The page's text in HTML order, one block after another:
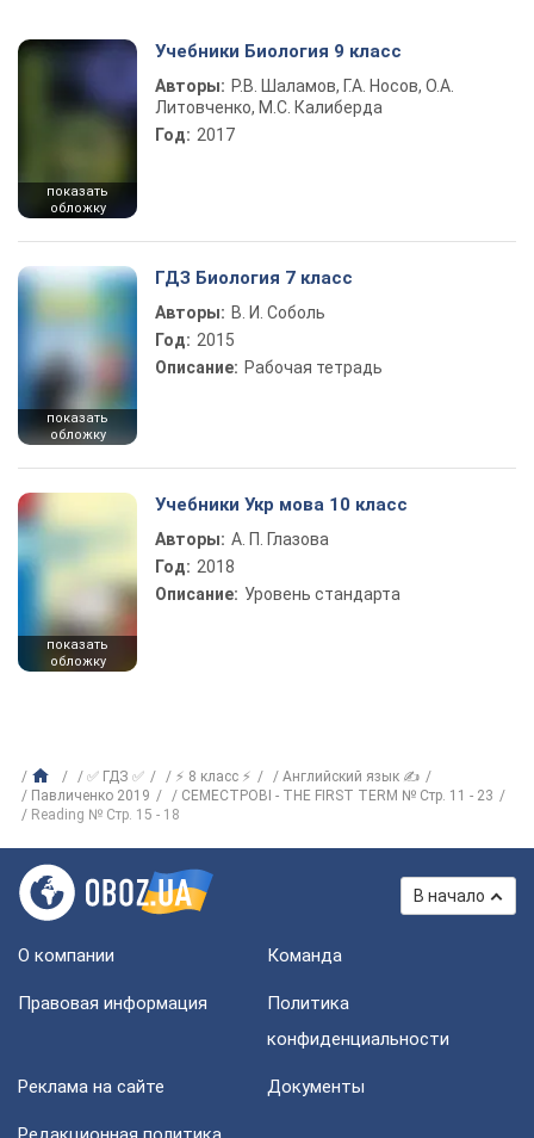
показать
обложку
Учебники Биология 9 класс
Авторы: Р.В. Шаламов, Г.А. Носов, О.А.
Литовченко, М.С. Калиберда
Год: 2017
показать
обложку
ГДЗ Биология 7 класс
Авторы: В. И. Соболь
Год: 2015
Описание: Рабочая тетрадь
показать
обложку
Учебники Укр мова 10 класс
Авторы: А. П. Глазова
Год: 2018
Описание: Уровень стандарта
✅ ГДЗ ✅ ⚡ 8 класс ⚡
Английский язык ✍
Павличенко 2019
CЕМЕСТРОВІ - THE FIRST TERM № Стр. 11 - 23
Reading № Стр. 15 - 18
В начало
О компании Команда
Правовая информация
Политика
конфиденциальности
Реклама на сайте Документы